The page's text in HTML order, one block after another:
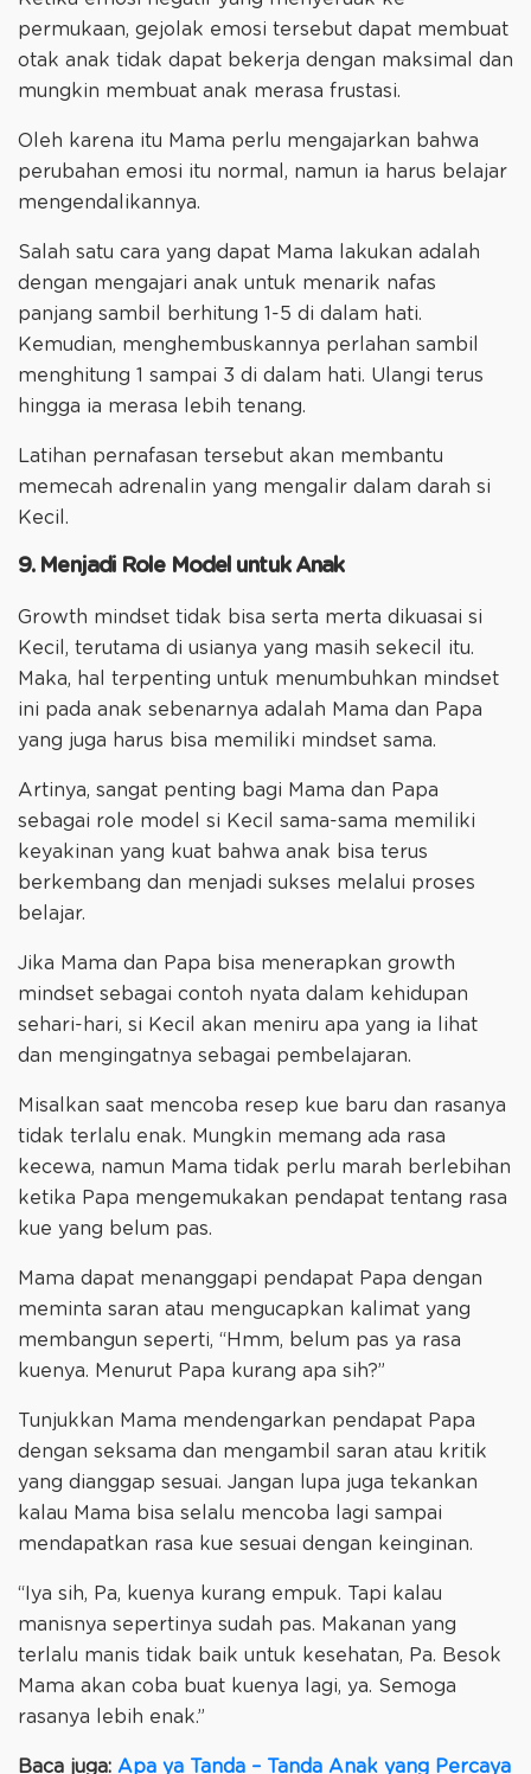
permukaan, gejolak emosi tersebut dapat membuat
otak anak tidak dapat bekerja dengan maksimal dan
mungkin membuat anak merasa frustasi.
Oleh karena itu Mama perlu mengajarkan bahwa
perubahan emosi itu normal, namun ia harus belajar
mengendalikannya.
Salah satu cara yang dapat Mama lakukan adalah
dengan mengajari anak untuk menarik nafas
panjang sambil berhitung 1-5 di dalam hati.
Kemudian, menghembuskannya perlahan sambil
menghitung 1 sampai 3 di dalam hati. Ulangi terus
hingga ia merasa lebih tenang.
Latihan pernafasan tersebut akan membantu
memecah adrenalin yang mengalir dalam darah si
Kecil.
9. Menjadi Role Model untuk Anak
Growth mindset tidak bisa serta merta dikuasai si
Kecil, terutama di usianya yang masih sekecil itu.
Maka, hal terpenting untuk menumbuhkan mindset
ini pada anak sebenarnya adalah Mama dan Papa
yang juga harus bisa memiliki mindset sama.
Artinya, sangat penting bagi Mama dan Papa
sebagai role model si Kecil sama-sama memiliki
keyakinan yang kuat bahwa anak bisa terus
berkembang dan menjadi sukses melalui proses
belajar.
Jika Mama dan Papa bisa menerapkan growth
mindset sebagai contoh nyata dalam kehidupan
sehari-hari, si Kecil akan meniru apa yang ia lihat
dan mengingatnya sebagai pembelajaran.
Misalkan saat mencoba resep kue baru dan rasanya
tidak terlalu enak. Mungkin memang ada rasa
kecewa, namun Mama tidak perlu marah berlebihan
ketika Papa mengemukakan pendapat tentang rasa
kue yang belum pas.
Mama dapat menanggapi pendapat Papa dengan
meminta saran atau mengucapkan kalimat yang
membangun seperti, “Hmm, belum pas ya rasa
kuenya. Menurut Papa kurang apa sih?”
Tunjukkan Mama mendengarkan pendapat Papa
dengan seksama dan mengambil saran atau kritik
yang dianggap sesuai. Jangan lupa juga tekankan
kalau Mama bisa selalu mencoba lagi sampai
mendapatkan rasa kue sesuai dengan keinginan.
“Iya sih, Pa, kuenya kurang empuk. Tapi kalau
manisnya sepertinya sudah pas. Makanan yang
terlalu manis tidak baik untuk kesehatan, Pa. Besok
Mama akan coba buat kuenya lagi, ya. Semoga
rasanya lebih enak.”
Baca juga: Apa ya Tanda – Tanda Anak yang Percaya